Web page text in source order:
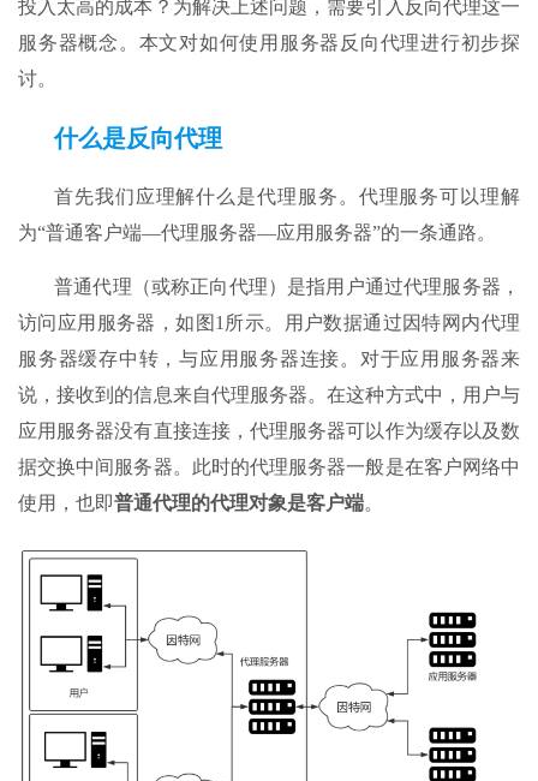
投入太高的成本？为解决上述问题，需要引入反向代理这一
服务器概念。本文对如何使用服务器反向代理进行初步探
讨。
什么是反向代理
首先我们应理解什么是代理服务。代理服务可以理解
为“普通客户端—代理服务器—应用服务器”的一条通路。
普通代理（或称正向代理）是指用户通过代理服务器，
访问应用服务器，如图1所示。用户数据通过因特网内代理
服务器缓存中转，与应用服务器连接。对于应用服务器来
说，接收到的信息来自代理服务器。在这种方式中，用户与
应用服务器没有直接连接，代理服务器可以作为缓存以及数
据交换中间服务器。此时的代理服务器一般是在客户网络中
使用，也即普通代理的代理对象是客户端。